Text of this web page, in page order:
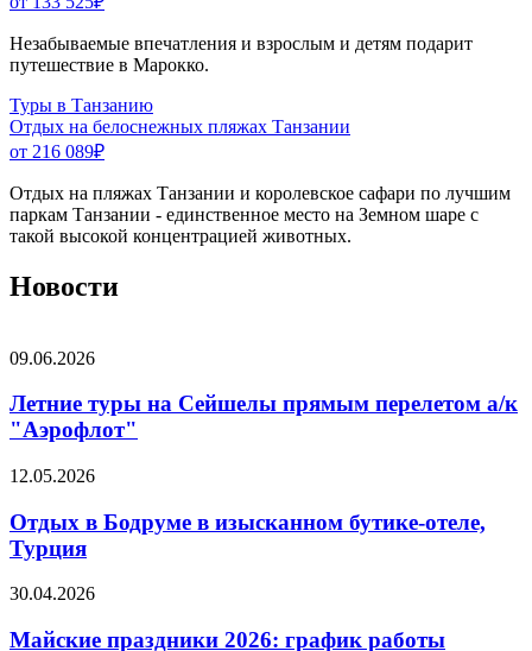
Незабываемые впечатления и взрослым и детям подарит
путешествие в Марокко.
Туры в Танзанию
Отдых на белоснежных пляжах Танзании
от 216 089₽
Отдых на пляжах Танзании и королевское сафари по лучшим
паркам Танзании - единственное место на Земном шаре с
такой высокой концентрацией животных.
Новости
09.06.2026
Летние туры на Сейшелы прямым перелетом а/к
"Аэрофлот"
12.05.2026
Отдых в Бодруме в изысканном бутике-отеле,
Турция
30.04.2026
Майские праздники 2026: график работы